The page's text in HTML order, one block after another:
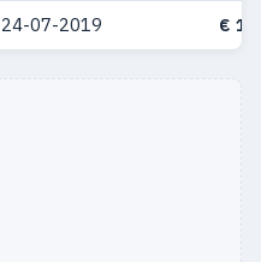
24-07-2019 €